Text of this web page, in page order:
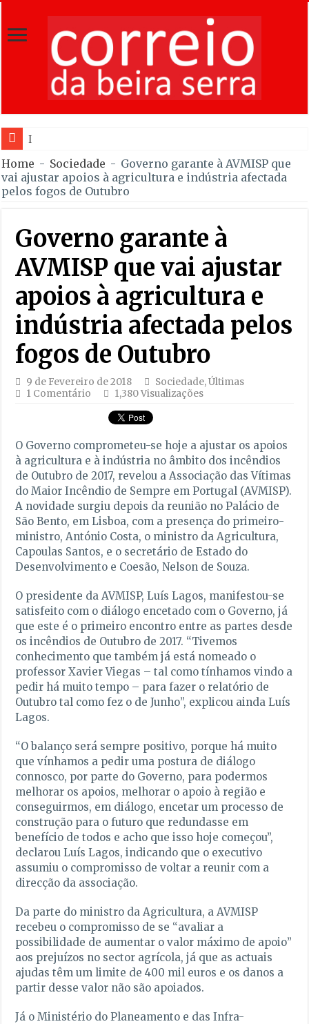
Incêndio em Fornos
Home - Sociedade - Governo garante à AVMISP que
vai ajustar apoios à agricultura e indústria afectada
pelos fogos de Outubro
Governo garante à
AVMISP que vai ajustar
apoios à agricultura e
indústria afectada pelos
fogos de Outubro
9 de Fevereiro de 2018 Sociedade,Últimas
1 Comentário
1,380 Visualizações
O Governo comprometeu-se hoje a ajustar os apoios
à agricultura e à indústria no âmbito dos incêndios
de Outubro de 2017, revelou a Associação das Vítimas
do Maior Incêndio de Sempre em Portugal (AVMISP).
A novidade surgiu depois da reunião no Palácio de
São Bento, em Lisboa, com a presença do primeiro-
ministro, António Costa, o ministro da Agricultura,
Capoulas Santos, e o secretário de Estado do
Desenvolvimento e Coesão, Nelson de Souza.
O presidente da AVMISP, Luís Lagos, manifestou-se
satisfeito com o diálogo encetado com o Governo, já
que este é o primeiro encontro entre as partes desde
os incêndios de Outubro de 2017. “Tivemos
conhecimento que também já está nomeado o
professor Xavier Viegas – tal como tínhamos vindo a
pedir há muito tempo – para fazer o relatório de
Outubro tal como fez o de Junho”, explicou ainda Luís
Lagos.
“O balanço será sempre positivo, porque há muito
que vínhamos a pedir uma postura de diálogo
connosco, por parte do Governo, para podermos
melhorar os apoios, melhorar o apoio à região e
conseguirmos, em diálogo, encetar um processo de
construção para o futuro que redundasse em
benefício de todos e acho que isso hoje começou”,
declarou Luís Lagos, indicando que o executivo
assumiu o compromisso de voltar a reunir com a
direcção da associação.
Da parte do ministro da Agricultura, a AVMISP
recebeu o compromisso de se “avaliar a
possibilidade de aumentar o valor máximo de apoio”
aos prejuízos no sector agrícola, já que as actuais
ajudas têm um limite de 400 mil euros e os danos a
partir desse valor não são apoiados.
Já o Ministério do Planeamento e das Infra-